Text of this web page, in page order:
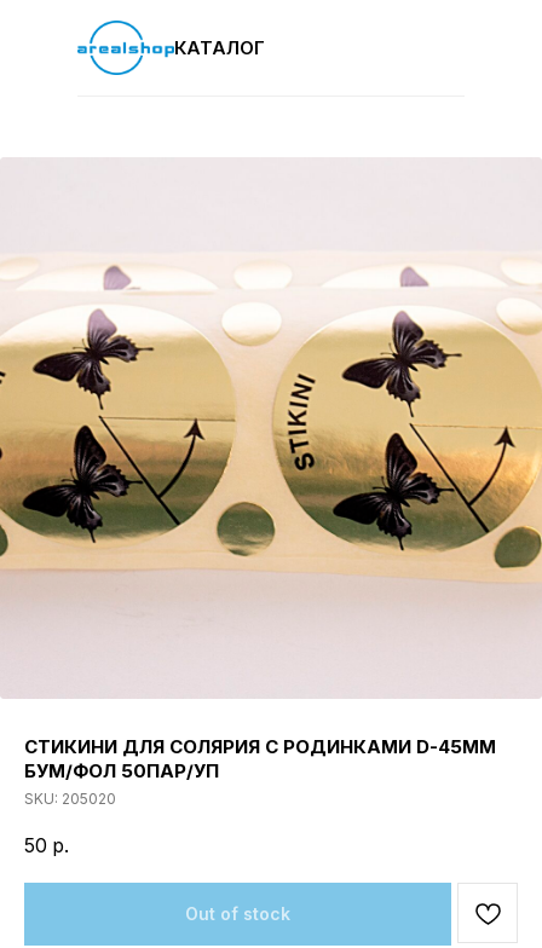
КАТАЛОГ
СТИКИНИ ДЛЯ СОЛЯРИЯ С РОДИНКАМИ D-45ММ
БУМ/ФОЛ 50ПАР/УП
SKU: 205020
50 р.
Out of stock